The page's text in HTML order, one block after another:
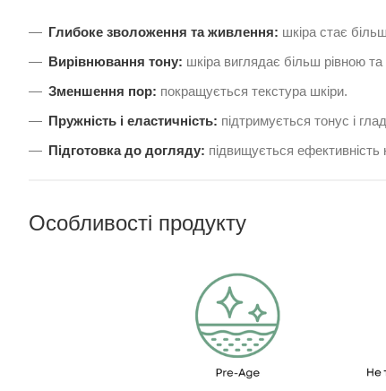
Глибоке зволоження та живлення: шкіра стає
Вирівнювання тону: шкіра виглядає більш рівною
Зменшення пор: покращується текстура шкіри.
Пружність і еластичність: підтримується тонус і
Підготовка до догляду: підвищується ефективність
Особливості продукту